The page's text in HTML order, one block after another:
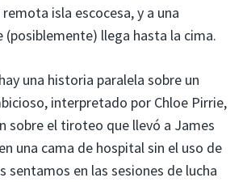
remota isla escocesa, y a una
(posiblemente) llega hasta la cima.
una historia paralela sobre un
interpretado por Chloe Pirrie,
sobre el tiroteo que llevó a James
una cama de hospital sin el uso de
sentamos en las sesiones de lucha